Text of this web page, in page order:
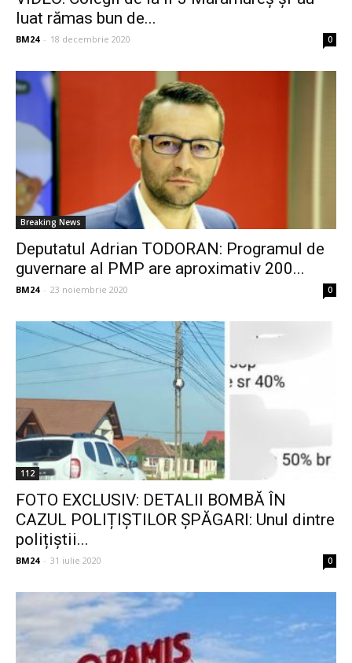
luat rămas bun de...
BM24 - 18 decembrie 2020 0
Breaking News
Deputatul Adrian TODORAN: Programul de
guvernare al PMP are aproximativ 200...
BM24 - 23 noiembrie 2020 0
112
FOTO EXCLUSIV: DETALII BOMBĂ ÎN
CAZUL POLIȚIȘTILOR ȘPĂGARI: Unul dintre
polițiștii...
BM24 - 31 iulie 2020 0